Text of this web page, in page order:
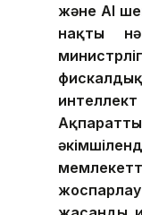
және AI
нақты